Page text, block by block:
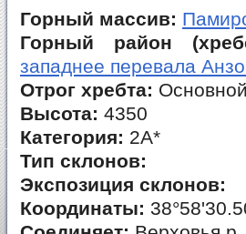
Горный массив:
Горный район
западнее перевала
Отрог хребта:
Высота: 4350
Категория: 2А*
Тип склонов:
Экспозиция склонов:
Координаты: